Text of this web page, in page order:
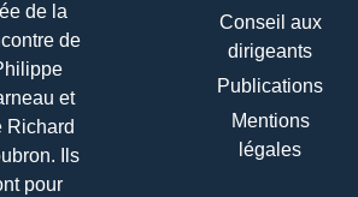
de la
de
et
Richard
Ils
pour
Conseil aux
dirigeants
Publications
Mentions
légales